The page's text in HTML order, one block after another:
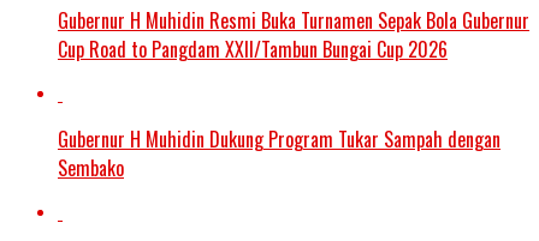
Gubernur H Muhidin Resmi Buka Turnamen Sepak Bola Gubernur
Cup Road to Pangdam XXII/Tambun Bungai Cup 2026
Gubernur H Muhidin Dukung Program Tukar Sampah dengan
Sembako